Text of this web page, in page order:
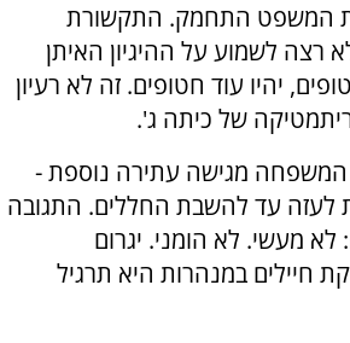
המשפט התחמק. התקשורת
לשמוע על ההיגיון האיתן
יהיו עוד חטופים. זה לא רעיון
של כיתה ג'.
מגישה עתירה נוספת -
לעזה עד להשבת החללים. התגובה
מעשי. לא הומני. יגרום
חיילים במנהרות היא תרגיל